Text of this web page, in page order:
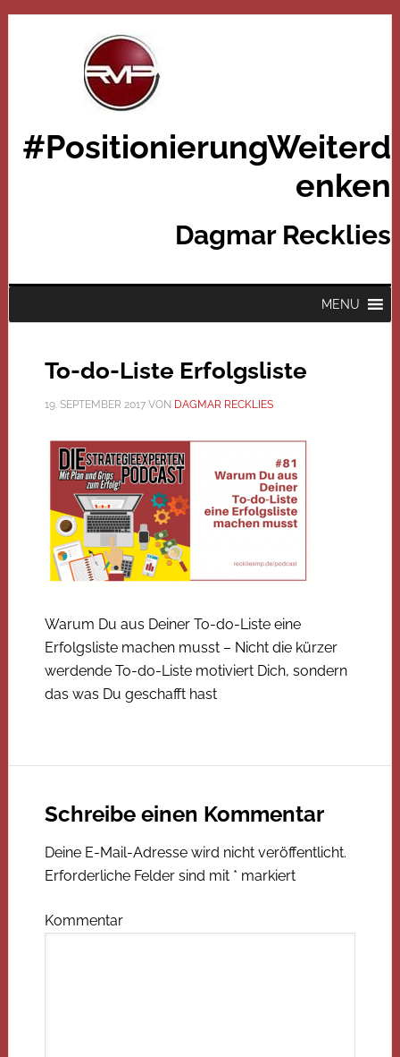
#PositionierungWeiterd
enken
Dagmar Recklies
MENU
To-do-Liste Erfolgsliste
19. SEPTEMBER 2017VON DAGMAR RECKLIES
Warum Du aus Deiner To-do-Liste eine
Erfolgsliste machen musst – Nicht die kürzer
werdende To-do-Liste motiviert Dich, sondern
das was Du geschafft hast
Schreibe einen Kommentar
Deine E-Mail-Adresse wird nicht veröffentlicht.
Erforderliche Felder sind mit * markiert
Kommentar